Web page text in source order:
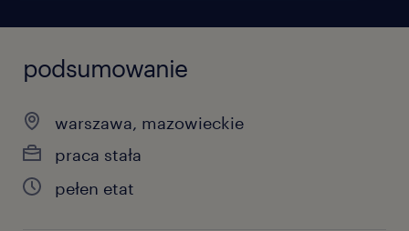
podsumowanie
warszawa, mazowieckie
praca stała
pełen etat